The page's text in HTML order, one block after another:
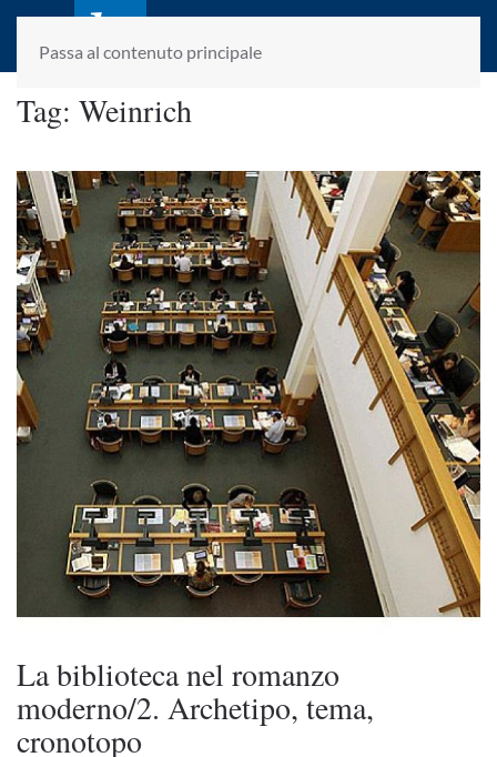
Passa al contenuto principale
laletteraturaenoi.it
fondato da Romano Luperini
Tag: Weinrich
La biblioteca nel romanzo
moderno/2. Archetipo, tema,
cronotopo